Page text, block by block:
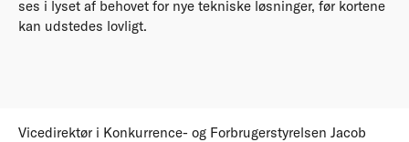
ses i lyset af behovet for nye tekniske løsninger, før kortene
kan udstedes lovligt.
Vicedirektør i Konkurrence- og Forbrugerstyrelsen Jacob